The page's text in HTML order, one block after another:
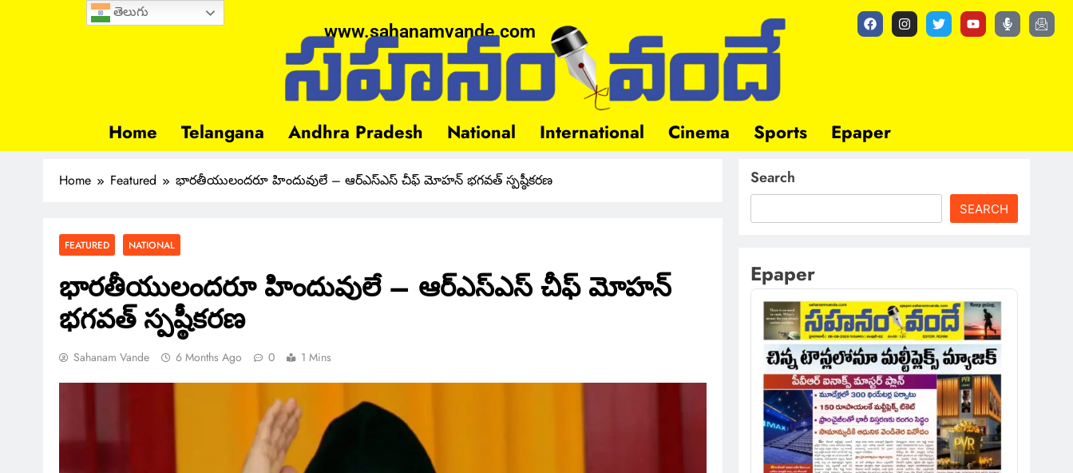
www.sahanamvande.com
Home Telangana Andhra Pradesh National International Cinema Sports Epaper
Home Featured భారతీయులందరూ హిందువులే – ఆర్ఎస్ఎస్ చీఫ్ మోహన్ భగవత్ స్పష్ఠీకరణ
FEATURED NATIONAL
భారతీయులందరూ హిందువులే – ఆర్ఎస్ఎస్ చీఫ్ మోహన్
భగవత్ స్పష్ఠీకరణ
Sahanam Vande 6 Months Ago 0 1 Mins
Search
SEARCH
Epaper
తెలుగు